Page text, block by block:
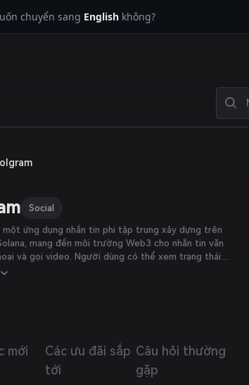
chuyển sang English không?
Social
một ứng dụng nhắn tin phi tập trung xây dựng trên
mang đến môi trường Web3 cho nhắn tin văn
và gọi video. Người dùng có thể xem trạng thái
ngoại tuyến của từng người dùng cả trong nhóm
mới
Các ưu đãi sắp
tới
Câu hỏi thường
gặp